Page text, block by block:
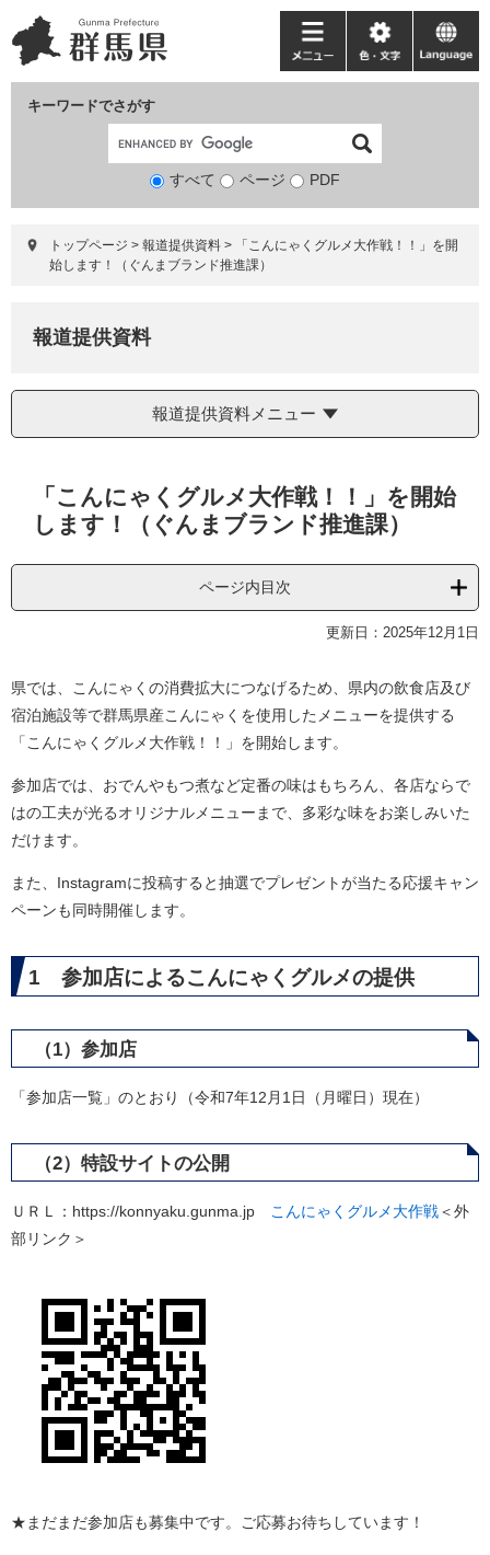
ー
ジ
ニ
ュ
て
キーワードでさがす
検
象
すべて ページ PDF
メ
ニ
ー
色・
文
language
トップページ > 報道提供資料 >
「こんにゃくグルメ大作戦！！」を開
始します！（ぐんまブランド推進課）
報道提供資料
報道提供資料メニュー
「こんにゃくグルメ大作戦！！」を開始
します！（ぐんまブランド推進課）
ページ内目次
更新日：2025年12月1日
県では、こんにゃくの消費拡大につなげるため、県内の飲食店及び
宿泊施設等で群馬県産こんにゃくを使用したメニューを提供する
「こんにゃくグルメ大作戦！！」を開始します。
参加店では、おでんやもつ煮など定番の味はもちろん、各店ならで
はの工夫が光るオリジナルメニューまで、多彩な味をお楽しみいた
だけます。
また、Instagramに投稿すると抽選でプレゼントが当たる応援キャン
ペーンも同時開催します。
1 参加店によるこんにゃくグルメの提供
（1）参加店
「参加店一覧」のとおり（令和7年12月1日（月曜日）現在）
（2）特設サイトの公開
ＵＲＬ：https://konnyaku.gunma.jp こんにゃくグルメ大作戦＜外
部リンク＞
★まだまだ参加店も募集中です。ご応募お待ちしています！